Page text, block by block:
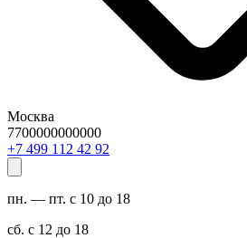
Москва
7700000000000
29 24 211 994 7+
пн. — пт. с 10 до 18
сб. с 12 до 18